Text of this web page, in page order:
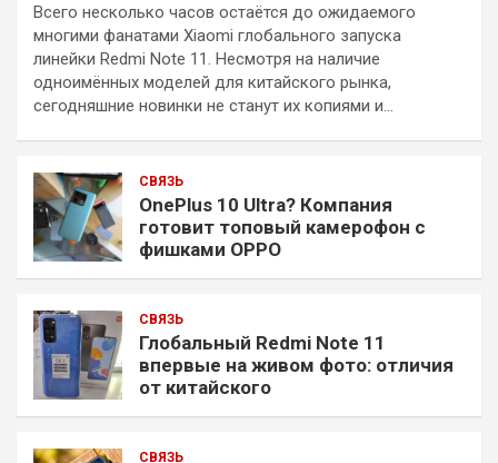
Всего несколько часов остаётся до ожидаемого
многими фанатами Xiaomi глобального запуска
линейки Redmi Note 11. Несмотря на наличие
одноимённых моделей для китайского рынка,
сегодняшние новинки не станут их копиями и…
СВЯЗЬ
OnePlus 10 Ultra? Компания
готовит топовый камерофон с
фишками OPPO
СВЯЗЬ
Глобальный Redmi Note 11
впервые на живом фото: отличия
от китайского
СВЯЗЬ